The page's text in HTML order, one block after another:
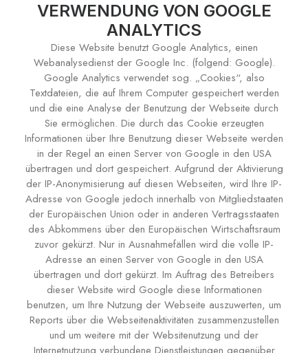
VERWENDUNG VON GOOGLE
ANALYTICS
Diese Website benutzt Google Analytics, einen
Webanalysedienst der Google Inc. (folgend: Google).
Google Analytics verwendet sog. „Cookies“, also
Textdateien, die auf Ihrem Computer gespeichert werden
und die eine Analyse der Benutzung der Webseite durch
Sie ermöglichen. Die durch das Cookie erzeugten
Informationen über Ihre Benutzung dieser Webseite werden
in der Regel an einen Server von Google in den USA
übertragen und dort gespeichert. Aufgrund der Aktivierung
der IP-Anonymisierung auf diesen Webseiten, wird Ihre IP-
Adresse von Google jedoch innerhalb von Mitgliedstaaten
der Europäischen Union oder in anderen Vertragsstaaten
des Abkommens über den Europäischen Wirtschaftsraum
zuvor gekürzt. Nur in Ausnahmefällen wird die volle IP-
Adresse an einen Server von Google in den USA
übertragen und dort gekürzt. Im Auftrag des Betreibers
dieser Website wird Google diese Informationen
benutzen, um Ihre Nutzung der Webseite auszuwerten, um
Reports über die Webseitenaktivitäten zusammenzustellen
und um weitere mit der Websitenutzung und der